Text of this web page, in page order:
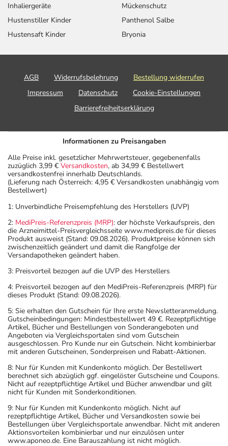
Inhaliergeräte
Hustenstiller Kinder
Hustensaft Kinder
Mückenschutz
Panthenol Salbe
Bryonia
AGB Widerrufsbelehrung
Bestellung widerrufen
Impressum
Datenschutz
Cookie-Einstellungen
Barrierefreiheitserklärung
Informationen zu Preisangaben
Alle Preise inkl. gesetzlicher Mehrwertsteuer, gegebenenfalls
zuzüglich 3,99 € Versandkosten, ab 34,99 € Bestellwert
versandkostenfrei innerhalb Deutschlands.
(Lieferung nach Österreich: 4,95 € Versandkosten unabhängig vom
Bestellwert)
1: Unverbindliche Preisempfehlung des Herstellers (UVP)
2: MediPreis-Referenzpreis (MRP): der höchste Verkaufspreis, den
die Arzneimittel-Preisvergleichsseite www.medipreis.de für dieses
Produkt ausweist (Stand: 09.08.2026). Produktpreise können sich
zwischenzeitlich geändert und damit die Rangfolge der
Versandapotheken geändert haben.
3: Preisvorteil bezogen auf die UVP des Herstellers
4: Preisvorteil bezogen auf den MediPreis-Referenzpreis (MRP) für
dieses Produkt (Stand: 09.08.2026).
5: Sie erhalten den Gutschein für Ihre erste Newsletteranmeldung.
Gutscheinbedingungen: Mindestbestellwert 49 €. Rezeptpflichtige
Artikel, Bücher und Bestellungen von Sonderangeboten und
Angeboten via Vergleichsportalen sind vom Gutschein
ausgeschlossen. Pro Kunde nur ein Gutschein. Nicht kombinierbar
mit anderen Gutscheinen, Sonderpreisen und Rabatt-Aktionen.
8: Nur für Kunden mit Kundenkonto möglich. Der Bestellwert
berechnet sich abzüglich ggf. eingelöster Gutscheine und Coupons.
Nicht auf rezeptpflichtige Artikel und Bücher anwendbar und gilt
nicht für Kunden mit Sonderkonditionen.
9: Nur für Kunden mit Kundenkonto möglich. Nicht auf
rezeptpflichtige Artikel, Bücher und Versandkosten sowie bei
Bestellungen über Vergleichsportale anwendbar. Nicht mit anderen
Aktionsvorteilen kombinierbar und nur einzulösen unter
www.aponeo.de. Eine Barauszahlung ist nicht möglich.